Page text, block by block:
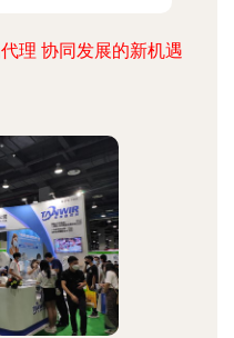
理 协同发展的新机遇